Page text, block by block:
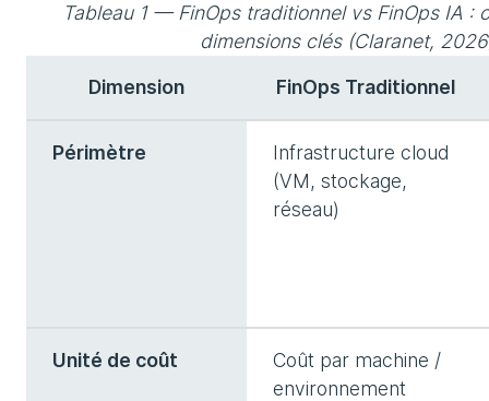
Tableau 1 — FinOps traditionnel vs FinOps IA :
dimensions clés (Claranet,
Dimension
FinOps Traditionnel
Périmètre
Infrastructure cloud
(VM, stockage,
réseau)
Unité de coût
Coût par machine /
environnement